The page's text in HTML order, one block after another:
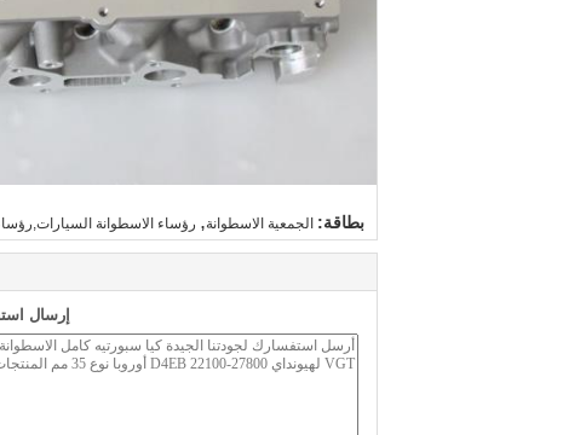
بطاقة: الجمعية الاسطوانة, رؤساء الاسطوانة
إرسال